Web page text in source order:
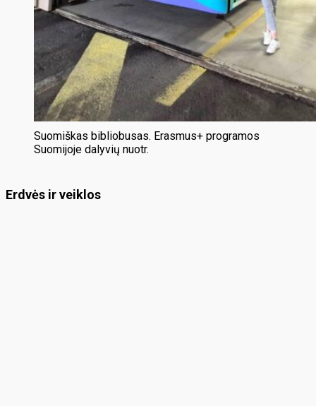
Suomiškas bibliobusas. Erasmus+ programos
Suomijoje dalyvių nuotr.
Erdvės ir veiklos